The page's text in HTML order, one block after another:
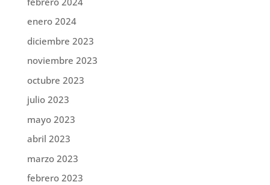
enero 2024
diciembre 2023
noviembre 2023
octubre 2023
julio 2023
mayo 2023
abril 2023
marzo 2023
febrero 2023